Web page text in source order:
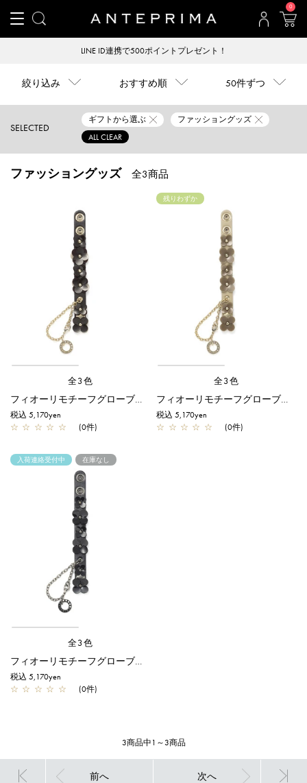
0
LINE ID連携で500ポイントプレゼント！
絞り込み おすすめ順 50件ずつ
SELECTED
ギフトから選ぶ
ファッショングッズ
ALL CLEAR
ファッショングッズ 全3商品
全3色
フィオーリモチーフグローブホルダー(ベルトタイプ)/ダークブラウン
税込 5,170yen
☆ ☆ ☆ ☆ ☆ (0件)
残りわずか
全3色
フィオーリモチーフグローブホルダー(ベルトタイプ)/ベージュ
税込 5,170yen
☆ ☆ ☆ ☆ ☆ (0件)
入荷連絡受付中 在庫なし
全3色
フィオーリモチーフグローブホルダー(ベルトタイプ)/ブラック
税込 5,170yen
☆ ☆ ☆ ☆ ☆ (0件)
3商品中1～3商品
前へ 次へ